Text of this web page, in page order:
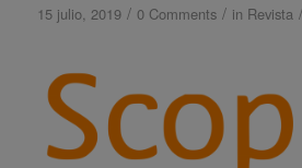
15 julio, 2019 / 0 Comments / in Revista /